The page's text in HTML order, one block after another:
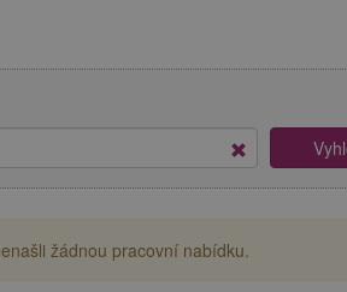
žádnou pracovní nabídku.